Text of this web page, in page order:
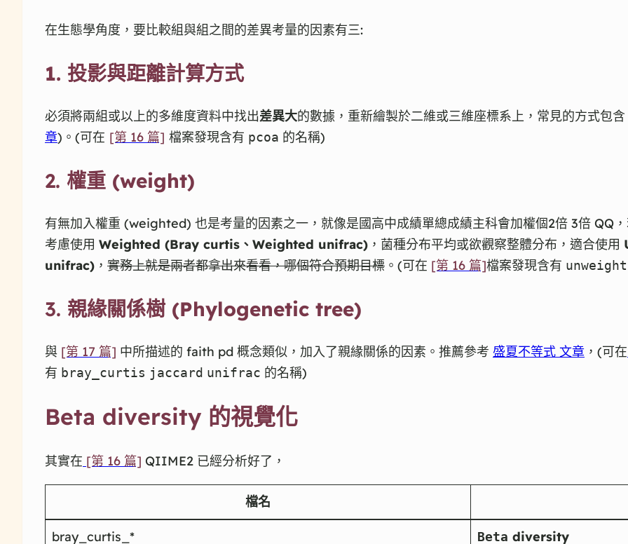
在生態學角度，要比較組與組之間的差異考量的因素有三:
1. 投影與距離計算方式
必須將兩組或以上的多維度資料中找出差異大的數據，重新繪製於二維或三維座標系上，常見的方式包
章)。(可在 [第 16 篇] 檔案發現含有 pcoa 的名稱)
2. 權重 (weight)
有無加入權重 (weighted) 也是考量的因素之一，就像是國高中成績單總成績主科會加權個2倍 3倍 QQ
考慮使用 Weighted (Bray curtis、Weighted unifrac) ，菌種分布平均或欲觀察整體分布，適合使用
unifrac) ， 實務上就是兩者都拿出來看看，哪個符合預期目標 。(可在 [第 16 篇]檔案發現含有
3. 親緣關係樹 (Phylogenetic tree)
與 [第 17 篇] 中所描述的 faith pd 概念類似，加入了親緣關係的因素。推薦參考 盛夏不等式 文章 ，(可在
有 bray_curtis jaccard unifrac 的名稱)
Beta diversity 的視覺化
其實在 [第 16 篇] QIIME2 已經分析好了，
檔名
bray_curtis_* Beta diversity